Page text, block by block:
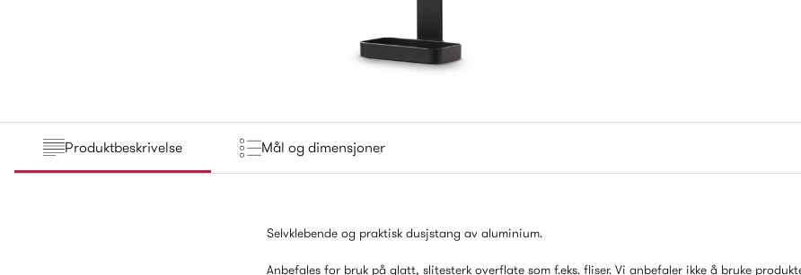
Produktbeskrivelse Mål og dimensjoner
Selvklebende og praktisk dusjstang av aluminium.
Anbefales for bruk på glatt, slitesterk overflate som f.eks. fliser. Vi anbefaler ikke å bruke